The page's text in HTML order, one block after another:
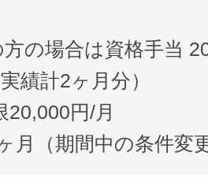
の場合は資格手当
績計2ヶ月分）
20,000円/月
月（期間中の条件変